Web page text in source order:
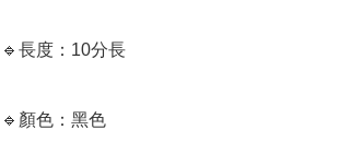
🔹長度：10分長
🔹顏色：黑色